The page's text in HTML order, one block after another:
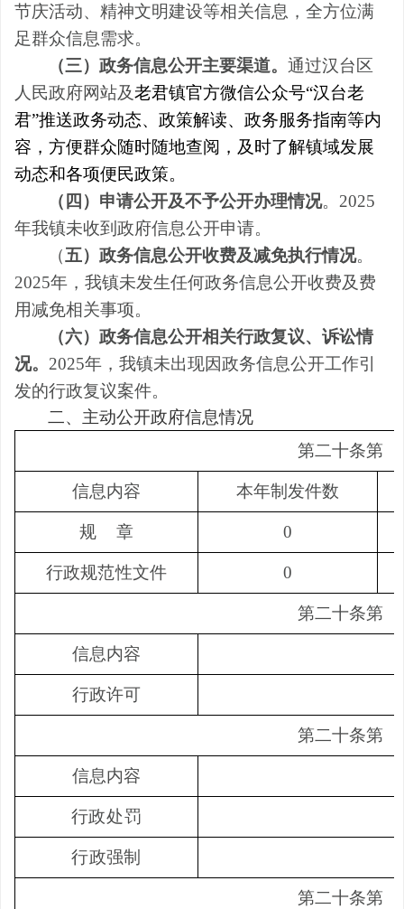
节庆活动、精神文明建设等相关信息，全方位满
足群众信息需求。
（三）政务信息公开主要渠道。通过汉台区
人民政府网站及老君镇官方微信公众号“汉台老
君”推送政务动态、政策解读、政务服务指南等内
容，方便群众随时随地查阅，及时了解镇域发展
动态和各项便民政策。
（四）申请公开及不予公开办理情况。2025
年我镇未收到政府信息公开申请。
（五）政务信息公开收费及减免执行情况。
2025年，我镇未发生任何政务信息公开收费及费
用减免相关事项。​
（六）政务信息公开相关行政复议、诉讼情
况。 2025年，我镇未出现因政务信息公开工作引
发的行政复议案件。
二、主动公开政府信息情况
第二十条第
信息内容 本年制发件数
规 章 0
行政规范性文件 0
第二十条第
信息内容
行政许可
第二十条第
信息内容
行政处罚
行政强制
第二十条第